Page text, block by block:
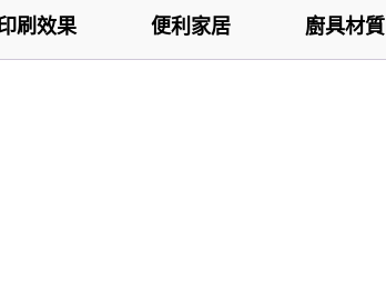
刷效果 便利家居 廚具材質